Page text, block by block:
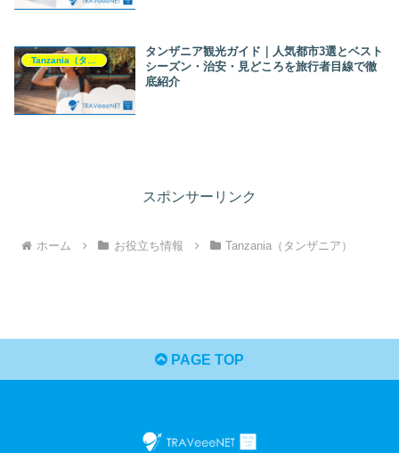
Tanzania（タンザニア）
タンザニア観光ガイド｜人気都市3選とベスト
シーズン・治安・見どころを旅行者目線で徹
底紹介
スポンサーリンク
ホーム お役立ち情報 Tanzania（タンザニア）
PAGE TOP